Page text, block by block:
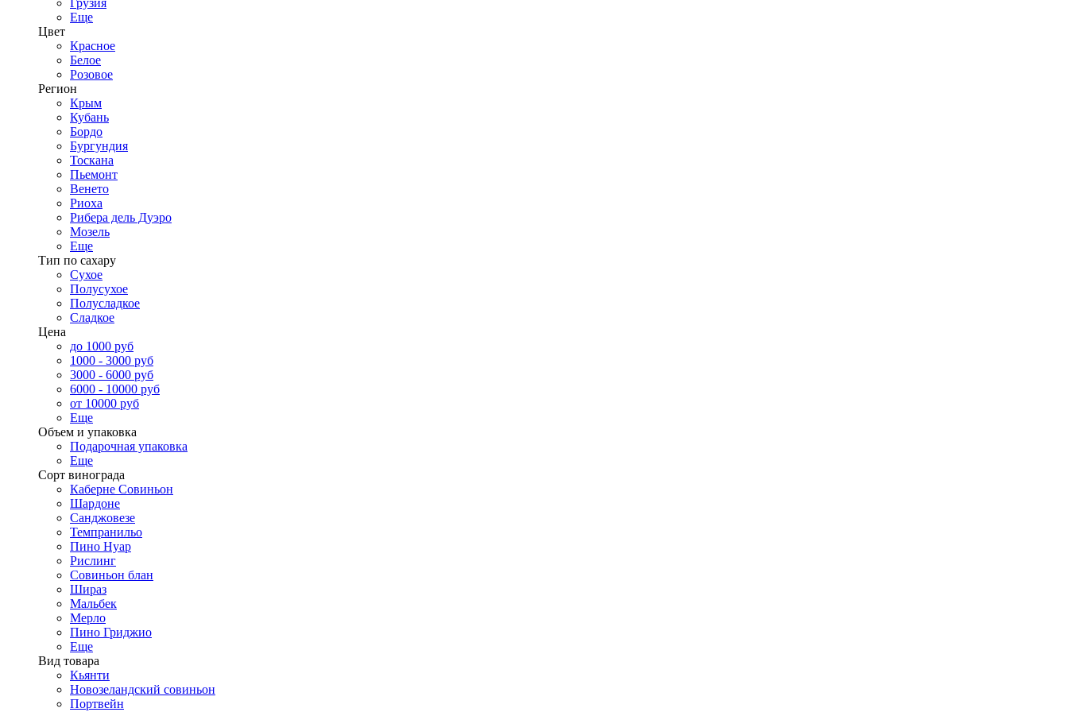
Грузия
Еще
Цвет
Красное
Белое
Розовое
Регион
Крым
Кубань
Бордо
Бургундия
Тоскана
Пьемонт
Венето
Риоха
Рибера дель Дуэро
Мозель
Еще
Тип по сахару
Сухое
Полусухое
Полусладкое
Сладкое
Цена
до 1000 руб
1000 - 3000 руб
3000 - 6000 руб
6000 - 10000 руб
от 10000 руб
Еще
Объем и упаковка
Подарочная упаковка
Еще
Сорт винограда
Каберне Совиньон
Шардоне
Санджовезе
Темпранильо
Пино Нуар
Рислинг
Совиньон блан
Шираз
Мальбек
Мерло
Пино Гриджио
Еще
Вид товара
Кьянти
Новозеландский совиньон
Портвейн